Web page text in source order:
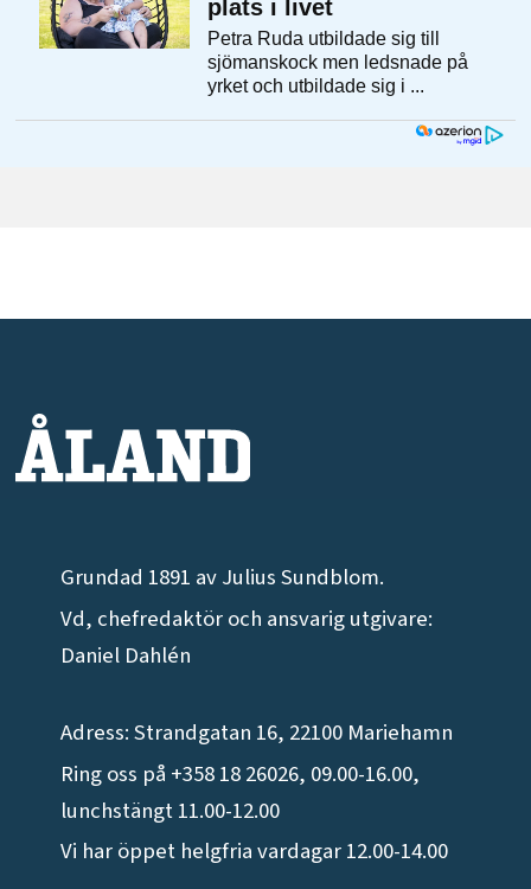
Grundad 1891 av Julius Sundblom.
Vd, chefredaktör och ansvarig utgivare:
Daniel Dahlén
Adress: Strandgatan 16, 22100 Mariehamn
Ring oss på +358 18 26026, 09.00-16.00,
lunchstängt 11.00-12.00
Vi har öppet helgfria vardagar 12.00-14.00